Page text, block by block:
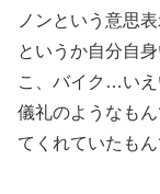
ノンという意思
というか自分自
こ、バイク…いえ
儀礼のようなも
てくれていたもん